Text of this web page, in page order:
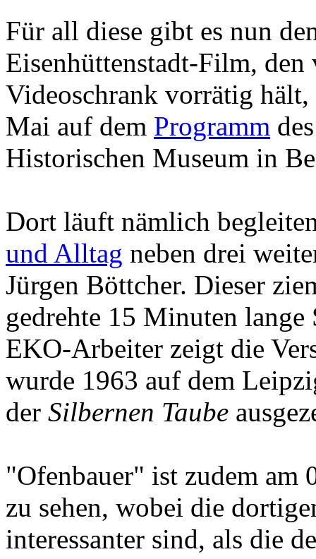
Für all diese gibt es nun
Eisenhüttenstadt-Film,
Videoschrank vorrätig
Mai auf dem Programm
Historischen Museum in
Dort läuft nämlich
und Alltag neben drei
Jürgen Böttcher. Dieser
gedrehte 15 Minuten
EKO-Arbeiter zeigt die
wurde 1963 auf dem
der Silbernen Taube
"Ofenbauer" ist zudem
zu sehen, wobei die
interessanter sind, als die